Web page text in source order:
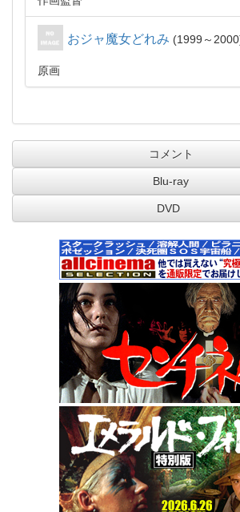
おジャ魔女どれみ 1999～2000
原画
コメント
Blu-ray
DVD